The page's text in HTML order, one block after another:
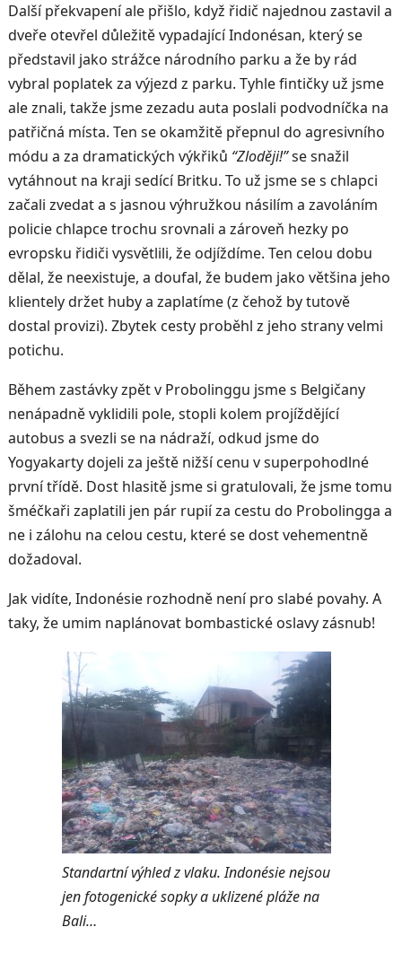
Další překvapení ale přišlo, když řidič najednou zastavil a
dveře otevřel důležitě vypadající Indonésan, který se
představil jako strážce národního parku a že by rád
vybral poplatek za výjezd z parku. Tyhle fintičky už jsme
ale znali, takže jsme zezadu auta poslali podvodníčka na
patřičná místa. Ten se okamžitě přepnul do agresivního
módu a za dramatických výkřiků “Zloději!”se snažil
vytáhnout na kraji sedící Britku. To už jsme se s chlapci
začali zvedat a s jasnou výhružkou násilím a zavoláním
policie chlapce trochu srovnali a zároveň hezky po
evropsku řidiči vysvětlili, že odjíždíme. Ten celou dobu
dělal, že neexistuje, a doufal, že budem jako většina jeho
klientely držet huby a zaplatíme (z čehož by tutově
dostal provizi). Zbytek cesty proběhl z jeho strany velmi
potichu.
Během zastávky zpět v Probolinggu jsme s Belgičany
nenápadně vyklidili pole, stopli kolem projíždějící
autobus a svezli se na nádraží, odkud jsme do
Yogyakarty dojeli za ještě nižší cenu v superpohodlné
první třídě. Dost hlasitě jsme si gratulovali, že jsme tomu
šméčkaři zaplatili jen pár rupií za cestu do Probolingga a
ne i zálohu na celou cestu, které se dost vehementně
dožadoval.
Jak vidíte, Indonésie rozhodně není pro slabé povahy. A
taky, že umim naplánovat bombastické oslavy zásnub!
Standartní výhled z vlaku. Indonésie nejsou
jen fotogenické sopky a uklizené pláže na
Bali…